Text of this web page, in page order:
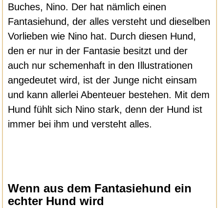
Buches, Nino. Der hat nämlich einen
Fantasiehund, der alles versteht und dieselben
Vorlieben wie Nino hat. Durch diesen Hund,
den er nur in der Fantasie besitzt und der
auch nur schemenhaft in den Illustrationen
angedeutet wird, ist der Junge nicht einsam
und kann allerlei Abenteuer bestehen. Mit dem
Hund fühlt sich Nino stark, denn der Hund ist
immer bei ihm und versteht alles.
Wenn aus dem Fantasiehund ein
echter Hund wird